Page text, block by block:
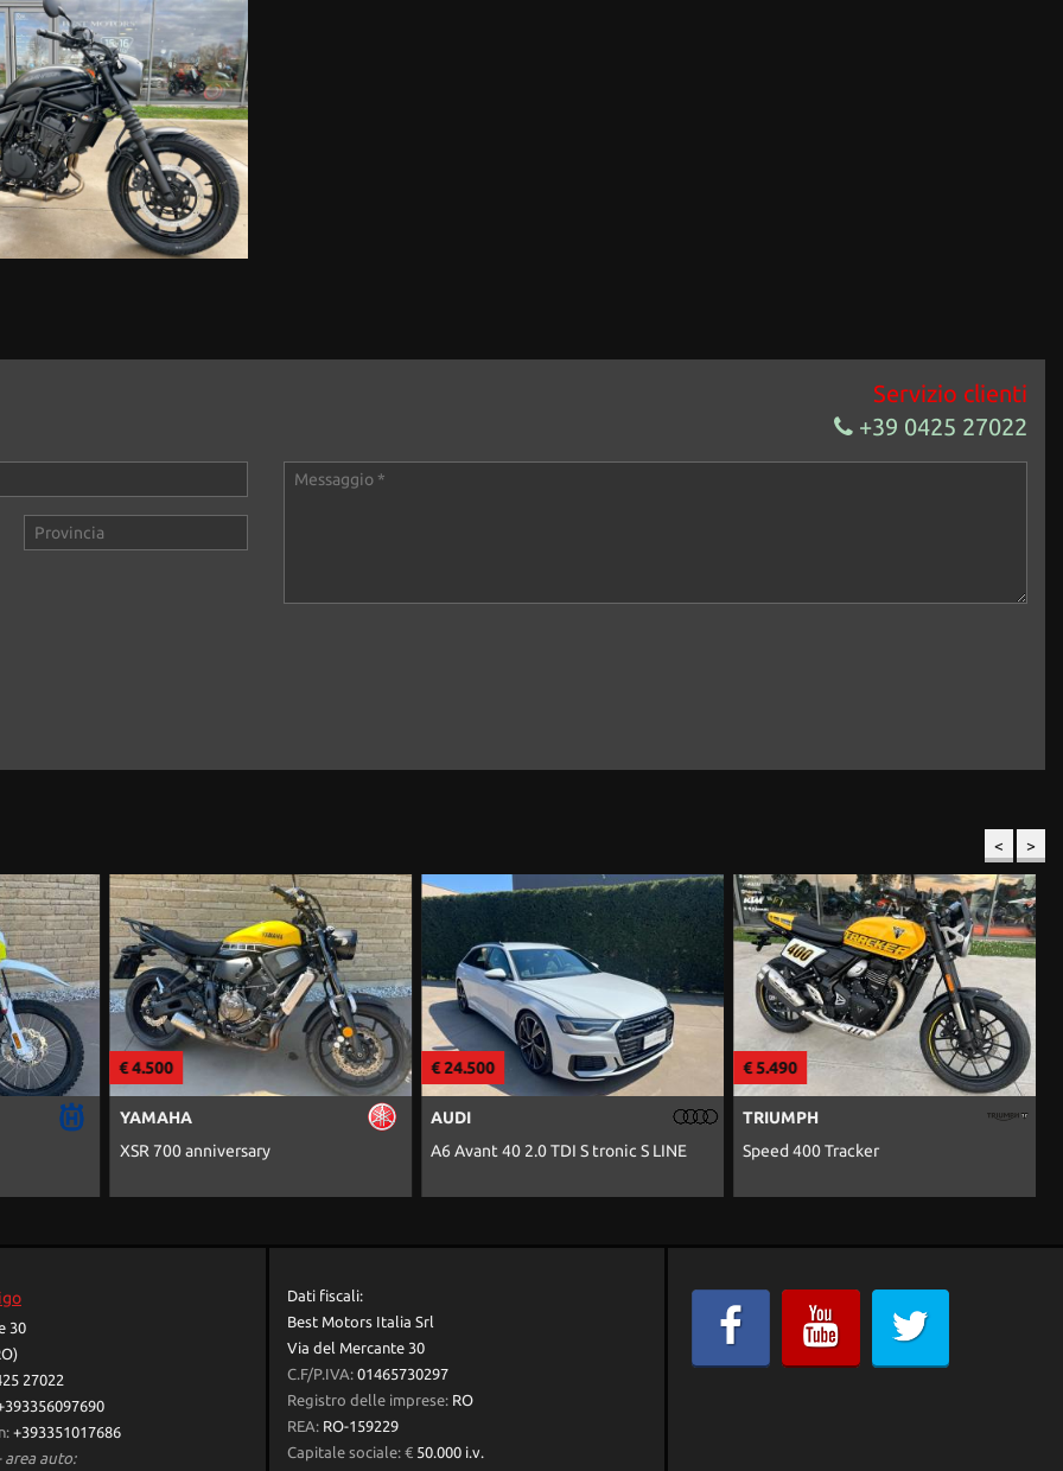
Servizio clienti
+39 0425 27022
< >
€ 4.500
YAMAHA
XSR 700 anniversary
€ 24.500
AUDI
A6 Avant 40 2.0 TDI S tronic S LINE
€ 5.490
TRIUMPH
Speed 400 Tracker
30
27022
+393351017686
area auto:
Dati fiscali:
Best Motors Italia Srl
Via del Mercante 30
C.F/P.IVA: 01465730297
Registro delle imprese: RO
REA: RO-159229
Capitale sociale: € 50.000 i.v.